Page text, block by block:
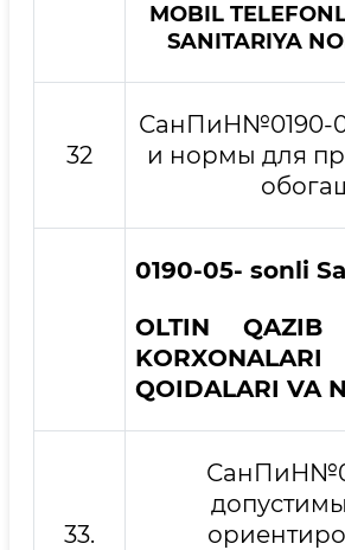
MOBIL
SANITARIYA
32
СанПиН№0190-
и нормы для
0190-05- sonli
OLTIN QAZIB
QOIDALARI VA
33.